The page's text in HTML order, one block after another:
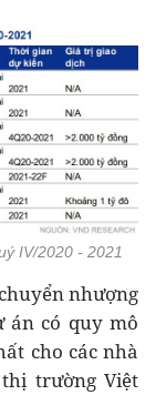
IV/2020 - 2021
nhượng
án có quy mô
cho các nhà
trường Việt